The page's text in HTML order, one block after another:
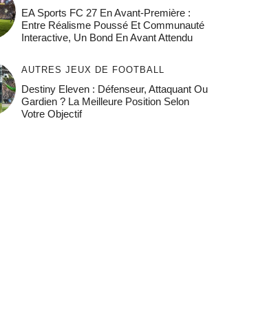
EA Sports FC 27 En Avant-Première :
Entre Réalisme Poussé Et Communauté
Interactive, Un Bond En Avant Attendu
AUTRES JEUX DE FOOTBALL
Destiny Eleven : Défenseur, Attaquant Ou
Gardien ? La Meilleure Position Selon
Votre Objectif